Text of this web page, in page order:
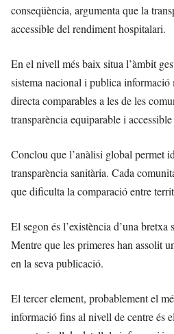
conseqüència, argumenta que la
accessible del rendiment hospitalari.
En el nivell més baix situa l’àmbit
sistema nacional i publica informació
directa comparables a les de les
transparència equiparable i
Conclou que l’anàlisi global permet
transparència sanitària. Cada
que dificulta la comparació entre
El segon és l’existència d’una
Mentre que les primeres han assolit
en la seva publicació.
El tercer element, probablement el
informació fins al nivell de centre és